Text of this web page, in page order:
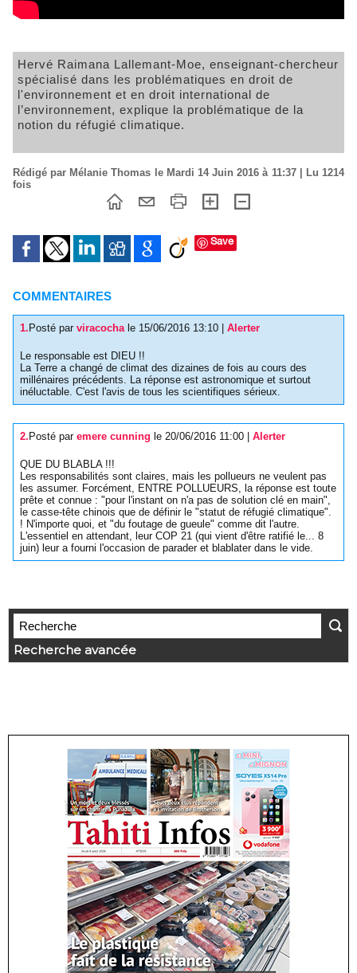
Hervé Raimana Lallemant-Moe, enseignant-chercheur
spécialisé dans les problématiques en droit de
l'environnement et en droit international de
l’environnement, explique la problématique de la
notion du réfugié climatique.
Rédigé par Mélanie Thomas le Mardi 14 Juin 2016 à 11:37 | Lu 1214
fois
Save
COMMENTAIRES
1. Posté par viracocha le 15/06/2016 13:10 Alerter
Le responsable est DIEU !!
La Terre a changé de climat des dizaines de fois au cours des
millénaires précédents. La réponse est astronomique et surtout
inéluctable. C'est l'avis de tous les scientifiques sérieux.
2.Posté par emere cunning le 20/06/2016 11:00 | Alerter
QUE DU BLABLA !!!
Les responsabilités sont claires, mais les pollueurs ne veulent pas
les assumer. Forcément, ENTRE POLLUEURS, la réponse est toute
prête et connue : "pour l'instant on n'a pas de solution clé en main",
le casse-tête chinois que de définir le "statut de réfugié climatique".
! N'importe quoi, et "du foutage de gueule" comme dit l'autre.
L'essentiel en attendant, leur COP 21 (qui vient d'être ratifié le... 8
juin) leur a fourni l'occasion de parader et blablater dans le vide.
Recherche avancée